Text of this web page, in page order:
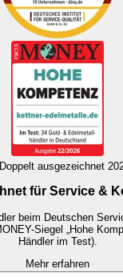
Doppelt ausgezeichnet
für Service &
beim Deutschen
Siegel „Hohe
Händler im Test).
Mehr erfahren